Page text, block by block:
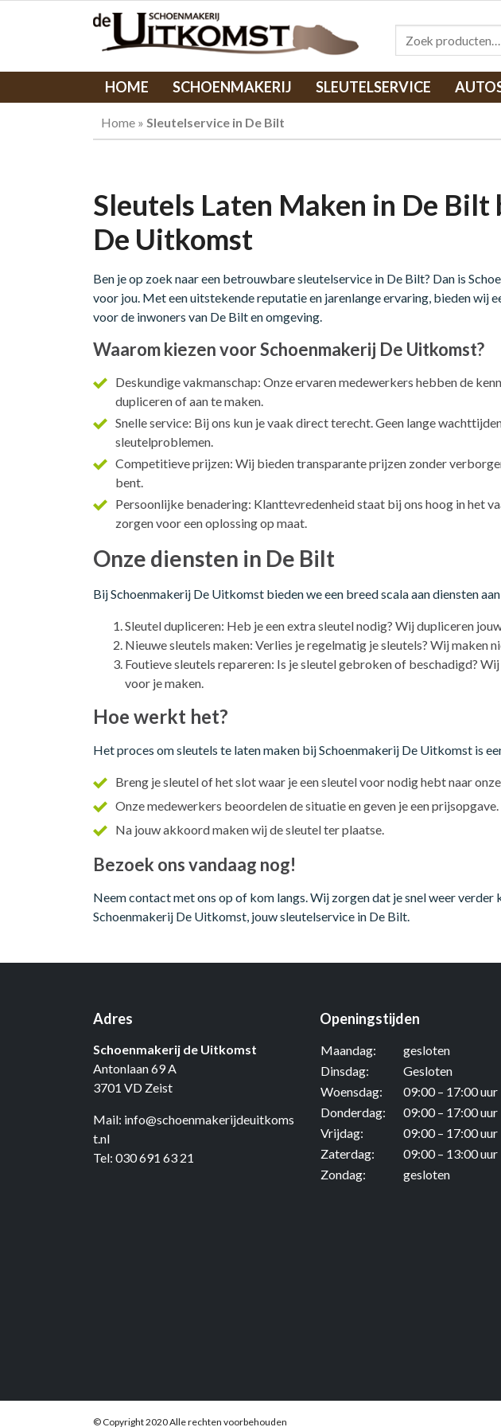
Zoeken naar:
HOME SCHOENMAKERIJ SLEUTELSERVICE
Home » Sleutelservice in De Bilt
Sleutels Laten Maken in De Bilt
De Uitkomst
Ben je op zoek naar een betrouwbare sleutelservice in De Bilt? Dan is
voor jou. Met een uitstekende reputatie en jarenlange ervaring, bieden wij
voor de inwoners van De Bilt en omgeving.
Waarom kiezen voor Schoenmakerij De Uitkomst?
Deskundige vakmanschap: Onze ervaren medewerkers hebben de
dupliceren of aan te maken.
Snelle service: Bij ons kun je vaak direct terecht. Geen lange
sleutelproblemen.
Competitieve prijzen: Wij bieden transparante prijzen zonder
bent.
Persoonlijke benadering: Klanttevredenheid staat bij ons hoog in het
zorgen voor een oplossing op maat.
Onze diensten in De Bilt
Bij Schoenmakerij De Uitkomst bieden we een breed scala aan diensten
Sleutel dupliceren: Heb je een extra sleutel nodig? Wij dupliceren
Nieuwe sleutels maken: Verlies je regelmatig je sleutels? Wij maken
Foutieve sleutels repareren: Is je sleutel gebroken of beschadigd?
voor je maken.
Hoe werkt het?
Het proces om sleutels te laten maken bij Schoenmakerij De Uitkomst is
Breng je sleutel of het slot waar je een sleutel voor nodig hebt naar
Onze medewerkers beoordelen de situatie en geven je een prijsopgave.
Na jouw akkoord maken wij de sleutel ter plaatse.
Bezoek ons vandaag nog!
Neem contact met ons op of kom langs. Wij zorgen dat je snel weer
Schoenmakerij De Uitkomst, jouw sleutelservice in De Bilt.
Adres
Schoenmakerij de Uitkomst
Antonlaan 69 A
3701 VD Zeist
Mail: info@schoenmakerijdeuitkoms
t.nl
Tel: 030 691 63 21
Openingstijden
Maandag:
gesloten
Dinsdag:
Gesloten
Woensdag:
09:00 – 17:00 uur
Donderdag:
09:00 – 17:00 uur
Vrijdag:
09:00 – 17:00 uur
Zaterdag:
09:00 – 13:00 uur
Zondag:
gesloten
© Copyright 2020 Alle rechten voorbehouden